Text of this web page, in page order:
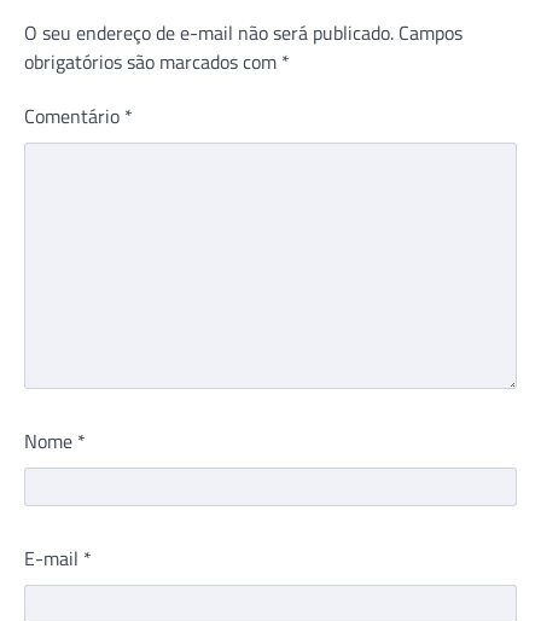
O seu endereço de e-mail não será publicado. Campos
obrigatórios são marcados com *
Comentário *
Nome *
E-mail *